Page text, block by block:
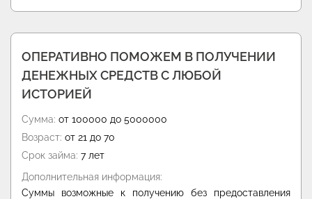
ОПЕРАТИВНО ПОМОЖЕМ В ПОЛУЧЕНИИ
ДЕНЕЖНЫХ СРЕДСТВ С ЛЮБОЙ
ИСТОРИЕЙ
Сумма: от 100000 до 5000000
Возраст: от 21 до 70
Срок займа: 7 лет
Дополнительная информация:
Суммы возможные к получению без предоставления